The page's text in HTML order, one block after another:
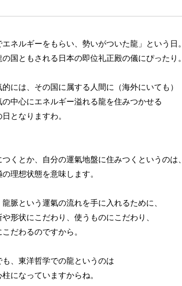
ネルギーをもらい、勢いがついた龍」という日。
国ともされる日本の即位礼正殿の儀にぴったり。
には、その国に属する人間に（海外にいても）
中心にエネルギー溢れる龍を住みつかせる
となりますわ。
くとか、自分の運氣地盤に住みつくというのは、
理想状態を意味します。
脈という運氣の流れを手に入れるために、
形状にこだわり、使うものにこだわり、
だわるのですから。
、東洋哲学での龍というのは
になっていますからね。